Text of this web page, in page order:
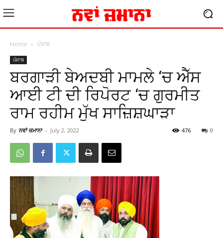
Home ਪੰਜਾਬ
ਪੰਜਾਬ
ਬਰਗਾੜੀ ਬੇਅਦਬੀ ਮਾਮਲੇ ‘ਚ ਐੱਸ
ਆਈ ਟੀ ਦੀ ਰਿਪੋਰਟ ‘ਚ ਗੁਰਮੀਤ
ਰਾਮ ਰਹੀਮ ਮੁੱਖ ਸਾਜ਼ਿਸ਼ਘਾੜਾ
By ਨਵਾਂ ਜ਼ਮਾਨਾ - July 2, 2022 0
476